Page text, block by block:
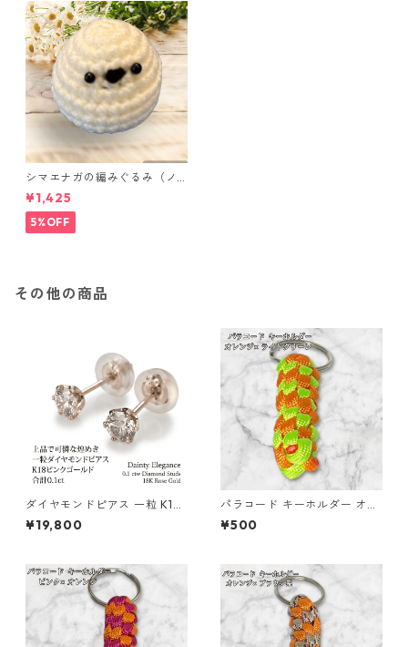
シマエナガの編みぐるみ（ノ
ーマル）
¥1,425
5%OFF
その他の商品
ダイヤモンドピアス 一粒 K18
ピンクゴールド 合計0.1ct ス
タッドピアス おしゃれ シンプ
¥19,800
パラコード キーホルダー オレ
ンジ ライトグリーン 編み込み
s25
¥500